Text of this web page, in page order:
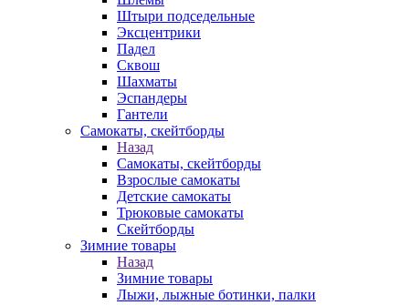
Штыри подседельные
Эксцентрики
Падел
Сквош
Шахматы
Эспандеры
Гантели
Самокаты, скейтборды
Назад
Самокаты, скейтборды
Взрослые самокаты
Детские самокаты
Трюковые самокаты
Скейтборды
Зимние товары
Назад
Зимние товары
Лыжи, лыжные ботинки, палки